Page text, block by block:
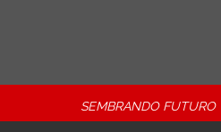
SEMBRANDO FUTURO